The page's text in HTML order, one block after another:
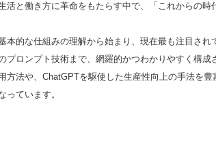
活と働き方に革命をもたらす中で、「これからの時
本的な仕組みの理解から始まり、現在最も注目され
ロンプト技術まで、網羅的かつわかりやすく構成
方法や、ChatGPTを駆使した生産性向上の手法を豊
っています。